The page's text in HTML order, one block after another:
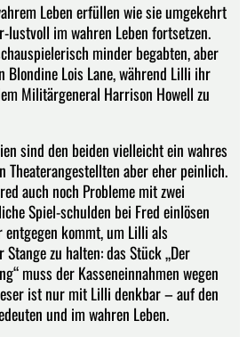
Leben erfüllen wie sie umgekehrt
im wahren Leben fortsetzen.
minder begabten, aber
Blondine Lois Lane, während Lilli ihr
Militärgeneral Harrison Howell zu
sind den beiden vielleicht ein wahres
Theaterangestellten aber eher peinlich.
auch noch Probleme mit zwei
Spiel-schulden bei Fred einlösen
kommt, um Lilli als
zu halten: das Stück „Der
muss der Kasseneinnahmen wegen
ist nur mit Lilli denkbar – auf den
und im wahren Leben.